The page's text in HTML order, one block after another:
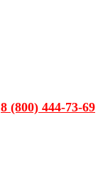
8 (800) 444-73-69